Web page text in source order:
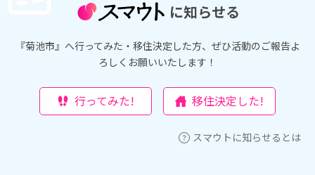
に知らせる
『菊池市』へ行ってみた・移住決定した方、ぜひ活動のご報告よ
ろしくお願いいたします！
行ってみた! 移住決定した!
スマウトに知らせるとは